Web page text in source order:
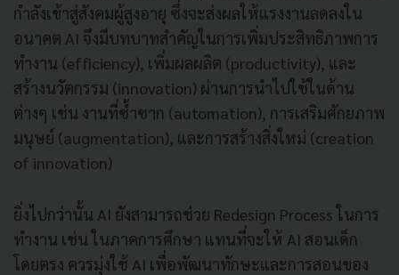
กำลังเข้าสู่สังคมผู้สูงอายุ ซึ่งจะส่งผลให้แรงงานลดลงใน
อนาคต AI จึงมีบทบาทสำคัญในการเพิ่มประสิทธิภาพการ
ทำงาน (efficiency), เพิ่มผลผลิต (productivity), และ
สร้างนวัตกรรม (innovation) ผ่านการนำไปใช้ในด้าน
ต่างๆ เช่น งานที่ซ้ำซาก (automation), การเสริมศักยภาพ
มนุษย์ (augmentation), และการสร้างสิ่งใหม่ (creation
of innovation)
ยิ่งไปกว่านั้น AI ยังสามารถช่วย Redesign Process ในการ
ทำงาน เช่น ในภาคการศึกษา แทนที่จะให้ AI สอนเด็ก
โดยตรง ควรมุ่งใช้ AI เพื่อพัฒนาทักษะและการสอนของ